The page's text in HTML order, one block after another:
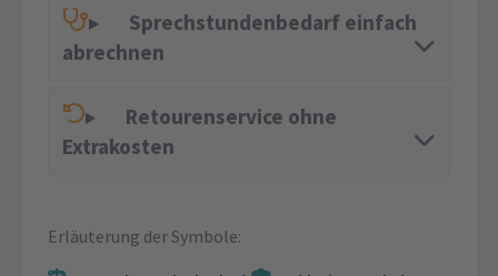
Sprechstundenbedarf einfach
abrechnen
Retourenservice ohne
Extrakosten
Erläuterung der Symbole: